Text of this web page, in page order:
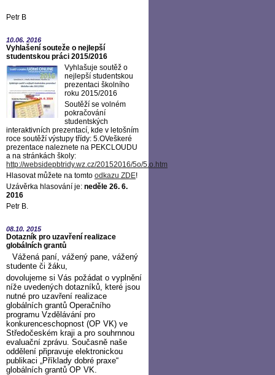
Petr B
10.06. 2016
Vyhlašení souteže o nejlepší
studentskou práci 2015/2016
Vyhlašuje soutěž o
nejlepší studentskou
prezentaci školního
roku 2015/2016
Soutěží se volném
pokračování
studentských
interaktivních prezentací, kde v letošním
roce soutěží výstupy třídy: 5.OVeškeré
prezentace naleznete na PEKCLOUDU
a na stránkách školy:
http://websidepbtridy.wz.cz/20152016/5o/5.o.htm
Hlasovat můžete na tomto odkazu ZDE!
Uzávěrka hlasování je: neděle 26. 6.
2016
Petr B.
08.10. 2015
Dotazník pro uzavření realizace
globálních grantů
Vážená paní, vážený pane, vážený
studente či žáku,
dovolujeme si Vás požádat o vyplnění
níže uvedených dotazníků, které jsou
nutné pro uzavření realizace
globálních grantů Operačního
programu Vzdělávání pro
konkurenceschopnost (OP VK) ve
Středočeském kraji a pro souhrnnou
evaluační zprávu. Současně naše
oddělení připravuje elektronickou
publikaci „Příklady dobré praxe“
globálních grantů OP VK.